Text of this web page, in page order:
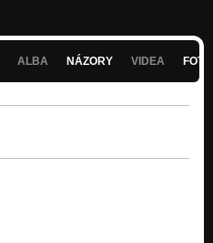
ALBA NÁZORY VIDEA